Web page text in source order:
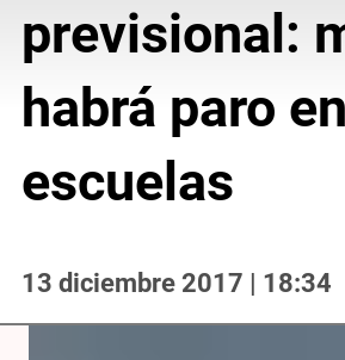
previsional:
habrá paro
escuelas
13 diciembre 2017 | 18:34